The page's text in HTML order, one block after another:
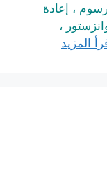
، إعادة
،
المزيد